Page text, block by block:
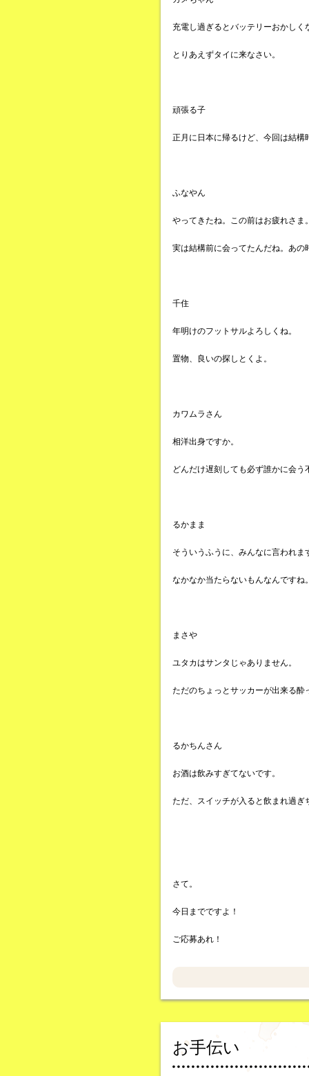
充電し過ぎるとバッテリーおかしく
とりあえずタイに来なさい。
頑張る子
正月に日本に帰るけど、今回は結
ふなやん
やってきたね。この前はお疲れさま
実は結構前に会ってたんだね。あ
千住
年明けのフットサルよろしくね。
置物、良いの探しとくよ。
カワムラさん
相洋出身ですか。
どんだけ遅刻しても必ず誰かに会う
るかまま
そういうふうに、みんなに言われま
なかなか当たらないもんなんですね
まさや
ユタカはサンタじゃありません。
ただのちょっとサッカーが出来る酔
るかちんさん
お酒は飲みすぎてないです。
ただ、スイッチが入ると飲まれ過ぎ
さて。
今日までですよ！
ご応募あれ！
お手伝い